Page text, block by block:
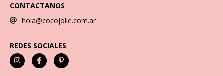
CONTACTANOS
hola@cocojolie.com.ar
REDES SOCIALES